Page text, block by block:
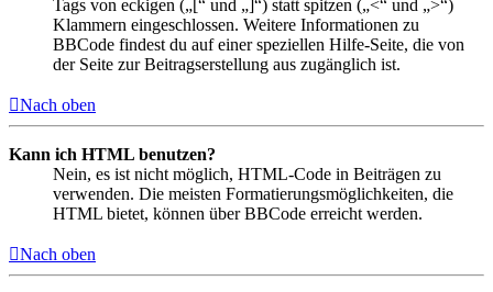
Tags von eckigen („[“ und „]“) statt spitzen („<“ und „>“)
Klammern eingeschlossen. Weitere Informationen zu
BBCode findest du auf einer speziellen Hilfe-Seite, die von
der Seite zur Beitragserstellung aus zugänglich ist.
Nach oben
Kann ich HTML benutzen?
Nein, es ist nicht möglich, HTML-Code in Beiträgen zu
verwenden. Die meisten Formatierungsmöglichkeiten, die
HTML bietet, können über BBCode erreicht werden.
Nach oben